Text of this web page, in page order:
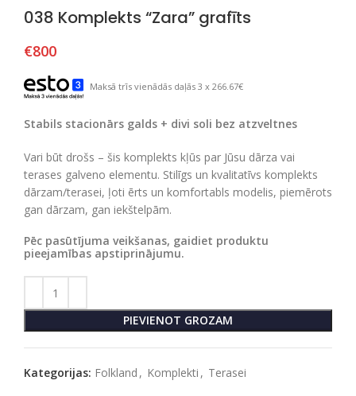
038 Komplekts “Zara” grafīts
€800
Maksā trīs vienādās daļās 3 x 266.67€
Stabils stacionārs galds + divi soli bez atzveltnes
Vari būt drošs – šis komplekts kļūs par Jūsu dārza vai
terases galveno elementu. Stilīgs un kvalitatīvs komplekts
dārzam/terasei, ļoti ērts un komfortabls modelis, piemērots
gan dārzam, gan iekštelpām.
Pēc pasūtījuma veikšanas, gaidiet produktu
pieejamības apstiprinājumu.
PIEVIENOT GROZAM
Kategorijas: Folkland , Komplekti , Terasei